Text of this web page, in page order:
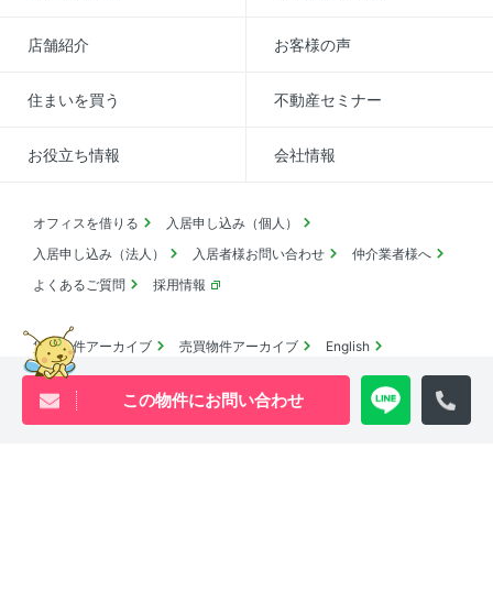
この物件にお問い合わせ
店舗紹介 お客様の声
住まいを買う 不動産セミナー
お役立ち情報 会社情報
オフィスを借りる
入居申し込み（個人）
入居申し込み（法人）
入居者様お問い合わせ
仲介業者様へ
よくあるご質問
採用情報
賃貸物件アーカイブ 売買物件アーカイブ
English
コロナ対応
SDGsの取り組み